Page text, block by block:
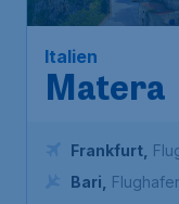
Italien
Matera
Frankfurt
Bari